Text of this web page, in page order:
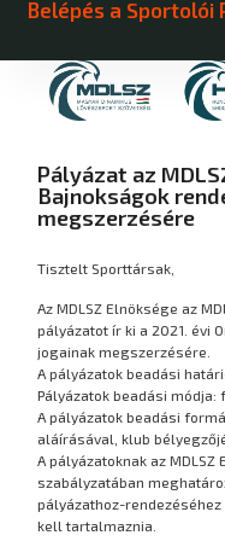
Belépés a Sportolói
Pályázat az
Bajnokságok
megszerzésére
Tisztelt Sporttársak,
Az MDLSZ Elnöksége az
pályázatot ír ki a 2021. évi
jogainak megszerzésére.
A pályázatok beadási
Pályázatok beadási
A pályázatok beadási
aláírásával, klub
A pályázatoknak az
szabályzatában
pályázathoz-
kell tartalmaznia.